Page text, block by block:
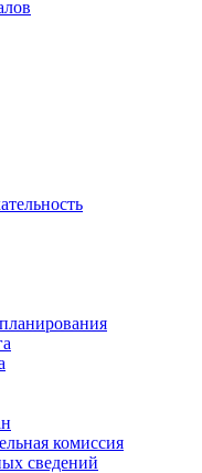
комиссия
сведений